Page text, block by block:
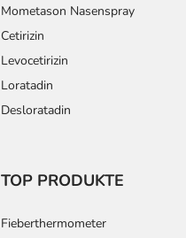
Mometason Nasenspray
Cetirizin
Levocetirizin
Loratadin
Desloratadin
TOP PRODUKTE
Fieberthermometer